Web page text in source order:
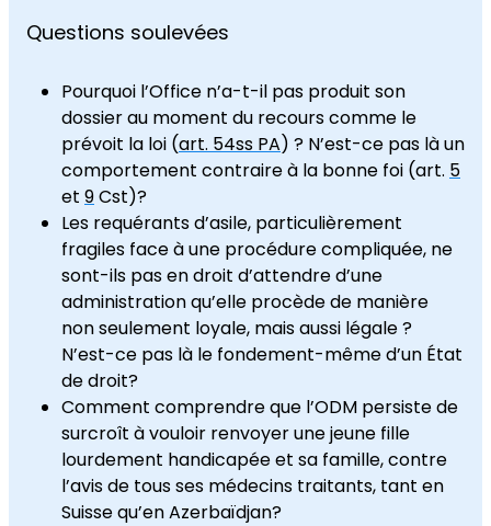
Questions soulevées
Pourquoi l’Office n’a-t-il pas produit son
dossier au moment du recours comme le
prévoit la loi (art. 54ss PA) ? N’est-ce pas là un
comportement contraire à la bonne foi (art. 5
et 9Cst)?
Les requérants d’asile, particulièrement
fragiles face à une procédure compliquée, ne
sont-ils pas en droit d’attendre d’une
administration qu’elle procède de manière
non seulement loyale, mais aussi légale ?
N’est-ce pas là le fondement-même d’un État
de droit?
Comment comprendre que l’ODM persiste de
surcroît à vouloir renvoyer une jeune fille
lourdement handicapée et sa famille, contre
l’avis de tous ses médecins traitants, tant en
Suisse qu’en Azerbaïdjan?